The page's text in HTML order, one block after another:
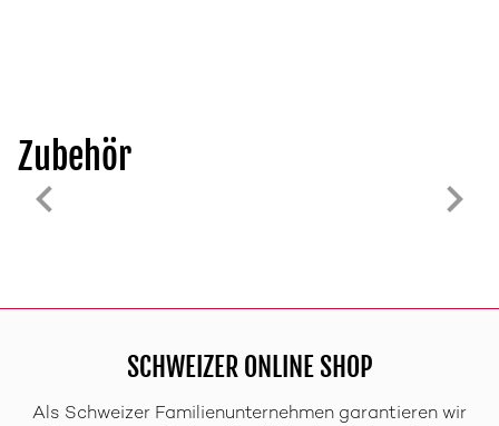
Zubehör
SCHWEIZER ONLINE SHOP
Als Schweizer Familienunternehmen garantieren wir